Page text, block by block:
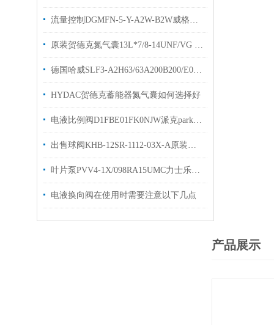
流量控制DGMFN-5-Y-A2W-B2W威格士vickers节流阀简介
原装贺德克氮气囊13L*7/8-14UNF/VG 376249皮囊现货
德国哈威SLF3-A2H63/63A200B200/E0多路阀阀片原装出售
HYDAC贺德克蓄能器氮气囊如何选择好
电液比例阀D1FBE01FK0NJW派克parker换向阀有库存
出售球阀KHB-12SR-1112-03X-A原装贺德克高压阀
叶片泵PVV4-1X/098RA15UMC力士乐的工作原理
电液换向阀在使用时需要注意以下几点
产品展示